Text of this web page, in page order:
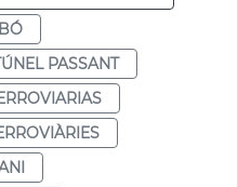
PASSANT